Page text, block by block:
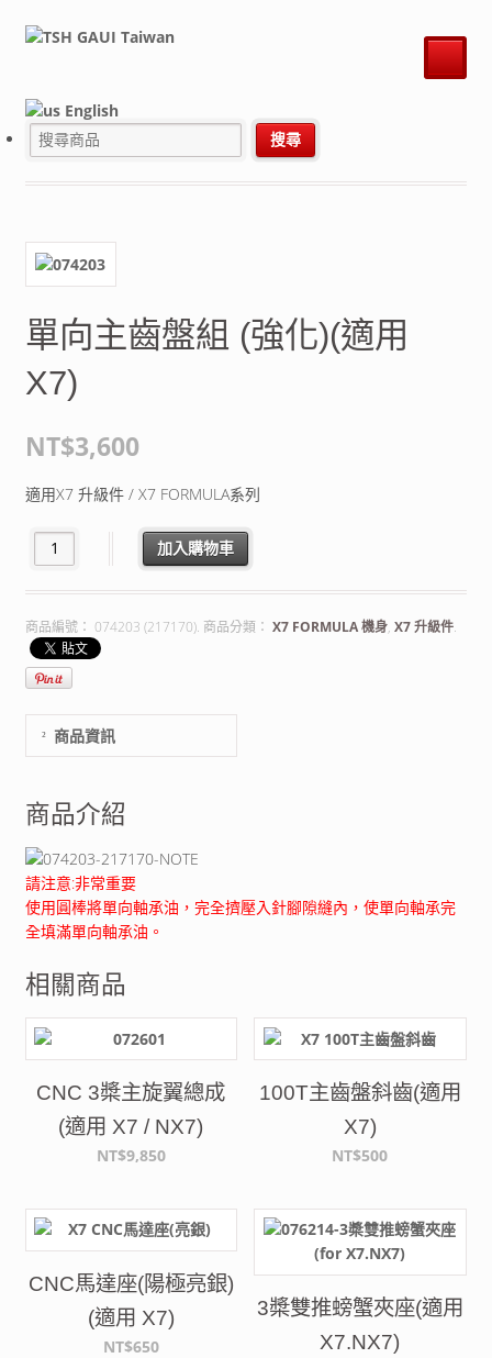
English
單向主齒盤組 (強化)(適用
X7)
NT$3,600
適用X7 升級件 / X7 FORMULA系列
加入購物車
商品編號： 074203 (217170). 商品分類： X7 FORMULA 機身, X7 升級件.
商品資訊
商品介紹
請注意:非常重要
使用圓棒將單向軸承油，完全擠壓入針腳隙縫內，使單向軸承完
全填滿單向軸承油。
相關商品
CNC 3槳主旋翼總成
(適用 X7 / NX7)
NT$9,850
100T主齒盤斜齒(適用
X7)
NT$500
CNC馬達座(陽極亮銀)
(適用 X7)
NT$650
3槳雙推螃蟹夾座(適用
X7.NX7)